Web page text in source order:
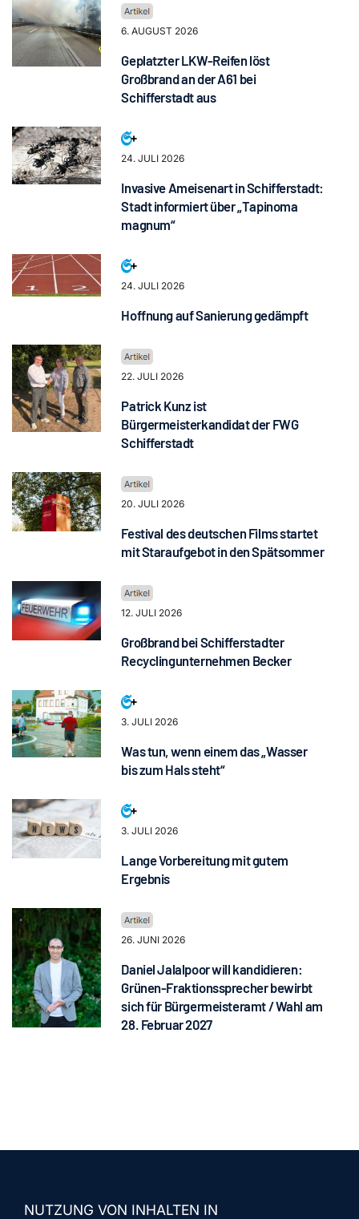
6. AUGUST 2026
Geplatzter LKW-Reifen löst
Großbrand an der A61 bei
Schifferstadt aus
24. JULI 2026
Invasive Ameisenart in Schifferstadt:
Stadt informiert über „Tapinoma
magnum“
24. JULI 2026
Hoffnung auf Sanierung gedämpft
22. JULI 2026
Patrick Kunz ist
Bürgermeisterkandidat der FWG
Schifferstadt
20. JULI 2026
Festival des deutschen Films startet
mit Staraufgebot in den Spätsommer
12. JULI 2026
Großbrand bei Schifferstadter
Recyclingunternehmen Becker
3. JULI 2026
Was tun, wenn einem das „Wasser
bis zum Hals steht“
3. JULI 2026
Lange Vorbereitung mit gutem
Ergebnis
26. JUNI 2026
Daniel Jalalpoor will kandidieren:
Grünen-Fraktionssprecher bewirbt
sich für Bürgermeisteramt / Wahl am
28. Februar 2027
NUTZUNG VON INHALTEN IN